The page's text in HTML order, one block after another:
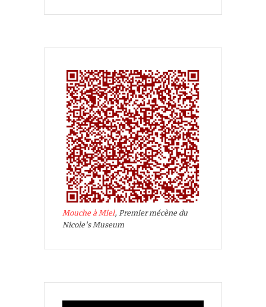
Mouche à Miel, Premier mécène du
Nicole's Museum